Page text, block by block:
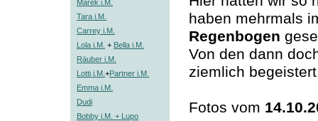
Marek i.M.
Tara i.M.
Carrey i.M.
Lola i.M. + Bella i.M.
Räuber i.M.
Lotti i.M. +Partner i.M.
Emma i.M.
Dudi
Bobby i.M. + Lupo
haben mehrmals
Regenbogen
Von den dann
ziemlich
Fotos vom